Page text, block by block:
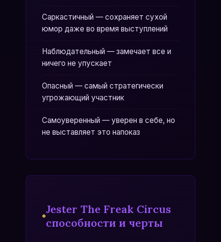
Саркастичный — сохраняет сухой
юмор даже во время выступлений
Наблюдательный — замечает все и
ничего не упускает
Опасный — самый стратегически
угрожающий участник
Самоуверенный — уверен в себе, но
не выставляет это напоказ
Jester The Freak Circus
способности и черты